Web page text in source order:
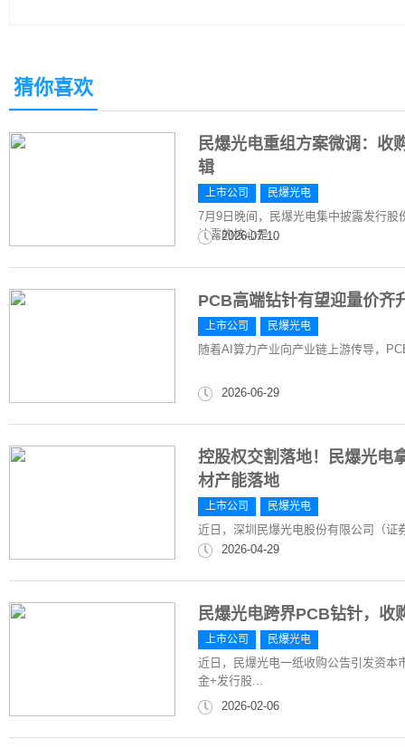
猜你喜欢
民爆光电重组方案微调：收
辑
上市公司 民爆光电
7月9日晚间，民爆光电集中披露发行
披露的核心是...
2026-07-10
PCB高端钻针有望迎量价齐
上市公司 民爆光电
随着AI算力产业向产业链上游传导，
2026-06-29
控股权交割落地！民爆光电
材产能落地
上市公司 民爆光电
近日，深圳民爆光电股份有限公司（证
2026-04-29
民爆光电跨界PCB钻针，收
上市公司 民爆光电
近日，民爆光电一纸收购公告引发资
金+发行股...
2026-02-06